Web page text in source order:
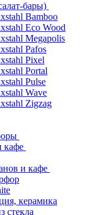
бары)
Bamboo
Eco Wood
Megapolis
Pafos
Pixel
Portal
Pulse
Wave
Zigzag
кафе
и кафе
керамика
стекла